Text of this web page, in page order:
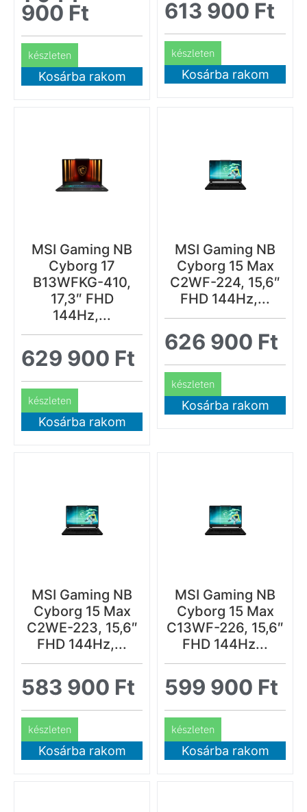
900 Ft
készleten
Kosárba rakom
613 900 Ft
készleten
Kosárba rakom
MSI Gaming NB
Cyborg 17
B13WFKG-410,
17,3″ FHD
144Hz,...
629 900 Ft
készleten
Kosárba rakom
MSI Gaming NB
Cyborg 15 Max
C2WF-224, 15,6″
FHD 144Hz,...
626 900 Ft
készleten
Kosárba rakom
MSI Gaming NB
Cyborg 15 Max
C2WE-223, 15,6″
FHD 144Hz,...
583 900 Ft
készleten
Kosárba rakom
MSI Gaming NB
Cyborg 15 Max
C13WF-226, 15,6″
FHD 144Hz...
599 900 Ft
készleten
Kosárba rakom